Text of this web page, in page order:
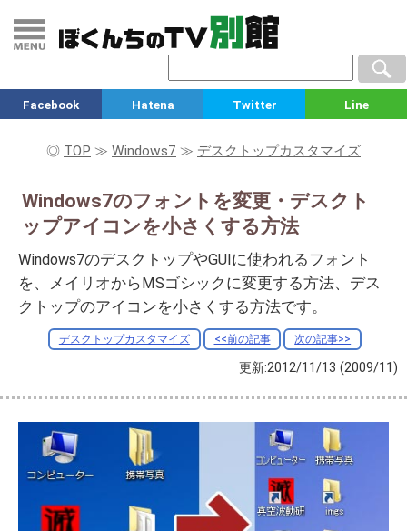
Facebook Hatena Twitter Line
◎ TOP ≫ Windows7 ≫ デスクトップカスタマイズ
Windows7のフォントを変更・デスクト
ップアイコンを小さくする方法
Windows7のデスクトップやGUIに使われるフォント
を、メイリオからMSゴシックに変更する方法、デス
クトップのアイコンを小さくする方法です。
デスクトップカスタマイズ <<前の記事 次の記事>>
更新:2012/11/13 (2009/11)